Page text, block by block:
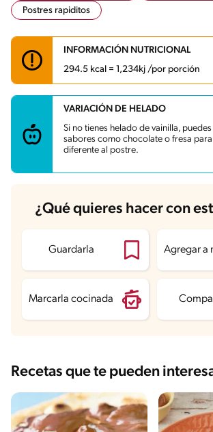
Postres rapiditos
INFORMACIÓN NUTRICIONAL
294.5 kcal = 1,234kj /por porción
Carbohidratos 49.4 g
Energía 294.5 kcal
Grasas 7.9 g
Fibra 2 g
6.8 g
VARIACIÓN DE HELADO
Si no tienes helado de vainilla,
sabores como chocolate o fresa
diferente al postre.
¿Qué quieres hacer con
Guardarla Agregar a
Marcarla cocinada
Recetas que te pueden